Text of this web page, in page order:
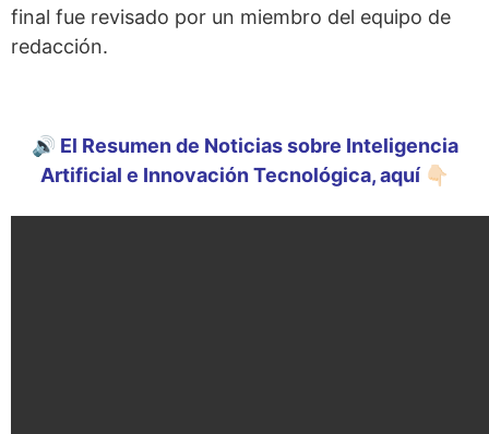
final fue revisado por un miembro del equipo de
redacción.
🔊 El Resumen de Noticias sobre Inteligencia
Artificial e Innovación Tecnológica, aquí 👇🏻